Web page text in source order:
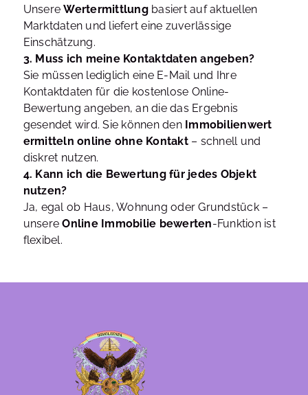
UnsereWertermittlungbasiert auf aktuellen
Marktdaten und liefert eine zuverlässige
Einschätzung.
3. Muss ich meine Kontaktdaten angeben?
Sie müssen lediglich eine E-Mail und Ihre
Kontaktdaten für die kostenlose Online-
Bewertung angeben, an die das Ergebnis
gesendet wird. Sie können den Immobilienwert
ermitteln online ohne Kontakt– schnell und
diskret nutzen.
4. Kann ich die Bewertung für jedes Objekt
nutzen?
Ja, egal ob Haus, Wohnung oder Grundstück –
unsereOnline Immobilie bewerten-Funktion ist
flexibel.